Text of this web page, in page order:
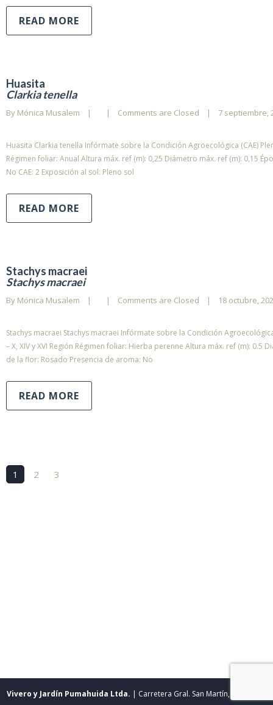
READ MORE
Huasita
Clarkia tenella
By Mónica Musalem | | Comments are Closed | 7
Huasita Clarkia tenella Infórmate sobre la Condición Agroecológica (CAE)
Régimen foliar: Anual Altura máx. ref (m): 0,25 Diámetro máx. ref (m): 0,15
No CAE: 2 Exposición al sol: Pleno sol
READ MORE
Stachys macraei
Stachys macraei
By Mónica Musalem | | Comments are Closed | 18 octubre,
Stachys macraei Stachys macraei Infórmate sobre la Condición
– X, XIV y XVI Región Régimen foliar: Hierba perenne Altura máx. ref (m):
de la flor: Rosado Presencia de aroma: No
READ MORE
1 2 3
Vivero y Jardín Pumahuida Ltda. | Carretera Gral. San Martín, Calle local